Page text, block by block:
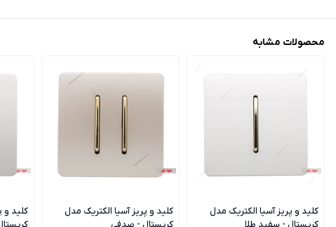
محصولات مشابه
کلید و پریز آسیا الکتریک مدل
کریستال - سفید طلا
کلید و پریز آسیا الکتریک مدل
کریستال - صدفی
کلید و